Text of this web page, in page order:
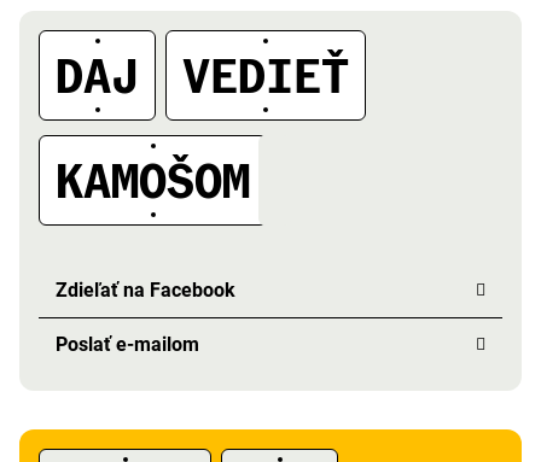
DAJ
VEDIEŤ
KAMOŠOM
Zdieľať na Facebook
Poslať e-mailom